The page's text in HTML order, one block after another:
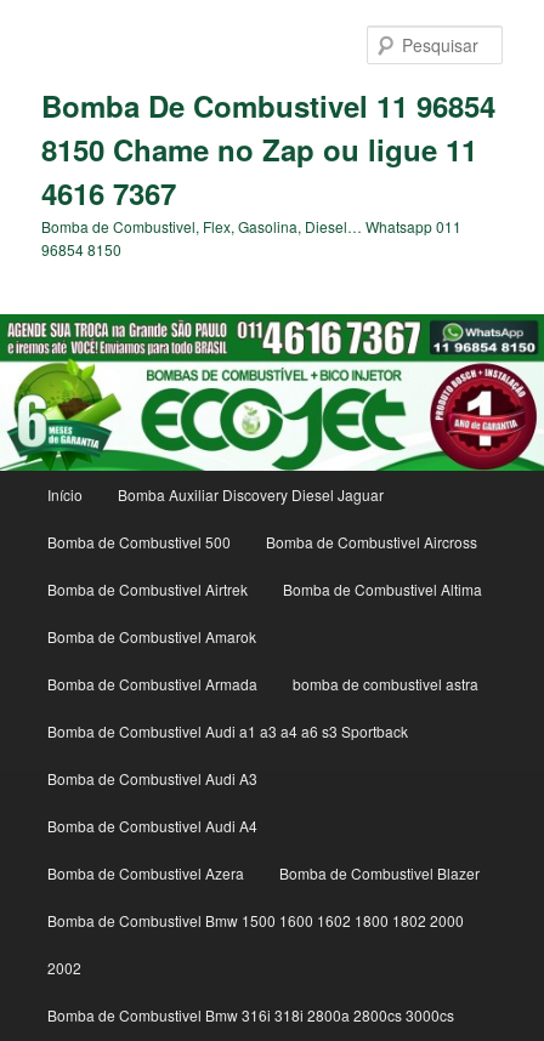
principalBomba De Combustivel 11 96854
8150 Chame no Zap ou ligue 11
4616 7367
Bomba de Combustivel, Flex, Gasolina, Diesel… Whatsapp 011
96854 8150
principal
Início Bomba Auxiliar Discovery Diesel Jaguar
Bomba de Combustivel 500 Bomba de Combustivel Aircross
Bomba de Combustivel Airtrek Bomba de Combustivel Altima
Bomba de Combustivel Amarok
Bomba de Combustivel Armada bomba de combustivel astra
Bomba de Combustivel Audi a1 a3 a4 a6 s3 Sportback
Bomba de Combustivel Audi A3
Bomba de Combustivel Audi A4
Bomba de Combustivel Azera Bomba de Combustivel Blazer
Bomba de Combustivel Bmw 1500 1600 1602 1800 1802 2000
2002
Bomba de Combustivel Bmw 316i 318i 2800a 2800cs 3000cs